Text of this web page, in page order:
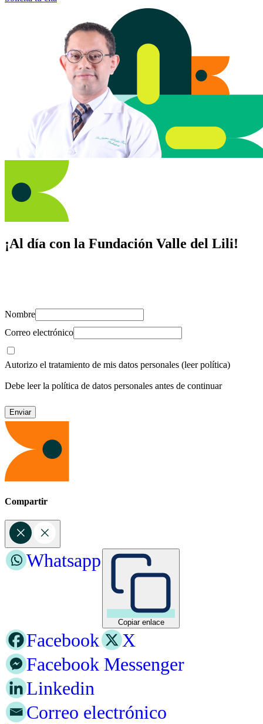
¡Al día con la Fundación Valle del Lili!
Nombre
Correo electrónico
Autorizo el tratamiento de mis datos personales (leer política)
Debe leer la política de datos personales antes de continuar
Compartir
Copiar enlace
Whatsapp
Facebook
X
Facebook Messenger
Linkedin
Correo electrónico